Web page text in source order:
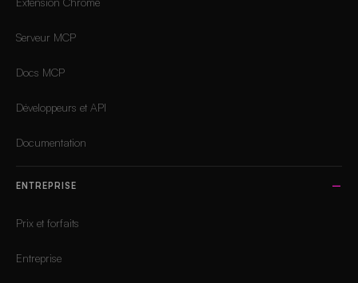
Serveur MCP
Docs MCP
Développeurs et API
Documentation
ENTREPRISE
Prix et forfaits
Entreprise